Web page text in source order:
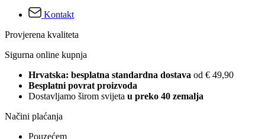
Kontakt
Provjerena kvaliteta
Sigurna online kupnja
Hrvatska: besplatna standardna dostava od € 49,90
Besplatni povrat proizvoda
Dostavljamo širom svijeta u preko 40 zemalja
Načini plaćanja
Pouzećem